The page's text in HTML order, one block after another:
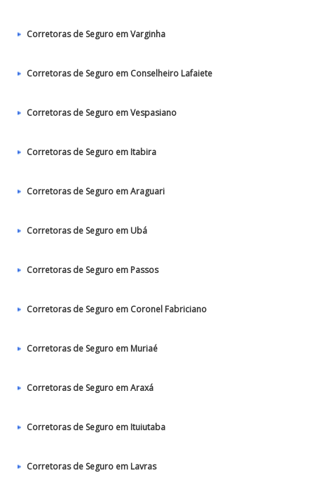
Corretoras de Seguro em Varginha
Corretoras de Seguro em Conselheiro Lafaiete
Corretoras de Seguro em Vespasiano
Corretoras de Seguro em Itabira
Corretoras de Seguro em Araguari
Corretoras de Seguro em Ubá
Corretoras de Seguro em Passos
Corretoras de Seguro em Coronel Fabriciano
Corretoras de Seguro em Muriaé
Corretoras de Seguro em Araxá
Corretoras de Seguro em Ituiutaba
Corretoras de Seguro em Lavras